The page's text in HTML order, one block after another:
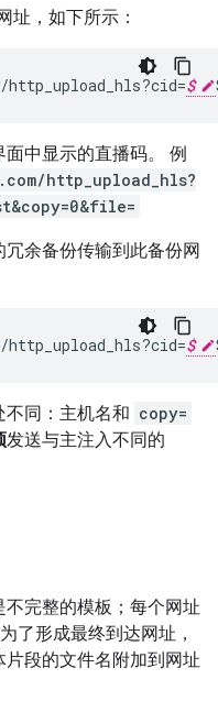
址，如下所示：
/http_upload_hls?cid=$
面中显示的直播码。 例
http_upload_hls?
余备份传输到此备份网
/http_upload_hls?cid=$
同：主机名和 copy=
发送与主注入不同的
完整的模板；每个网址
了形成最终到达网址，
段的文件名附加到网址